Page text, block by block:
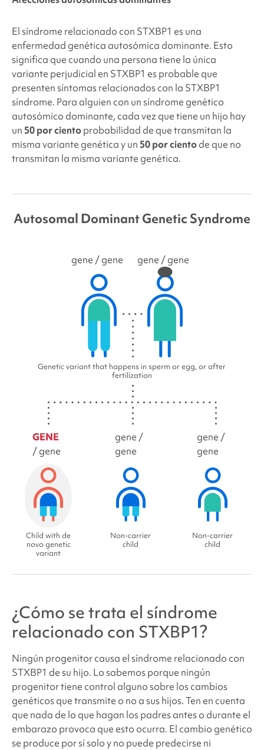
El síndrome relacionado con STXBP1 es una
enfermedad genética autosómica dominante. Esto
significa que cuando una persona tiene la única
variante perjudicial en STXBP1 es probable que
presenten síntomas relacionados con la STXBP1
síndrome. Para alguien con un síndrome genético
autosómico dominante, cada vez que tiene un hijo hay
un 50 por cientoprobabilidad de que transmitan la
misma variante genética y un 50 por cientode que no
transmitan la misma variante genética.
Autosomal Dominant Genetic Syndrome
gene / gene gene / gene
Genetic variant that happens in sperm or egg, or after
fertilization
GENE
/ gene
Child with de
novo genetic
variant
gene /
gene
Non-carrier
child
gene /
gene
Non-carrier
child
¿Cómo se trata el síndrome
relacionado con STXBP1?
Ningún progenitor causa elsíndrome relacionado con
STXBP1 de su hijo. Lo sabemos porque ningún
progenitor tiene control alguno sobre los cambios
genéticos que transmite o no a sus hijos. Ten en cuenta
que nada de lo que hagan los padres antes o durante el
embarazo provoca que esto ocurra. El cambio genético
se produce por sí solo y no puede predecirse ni